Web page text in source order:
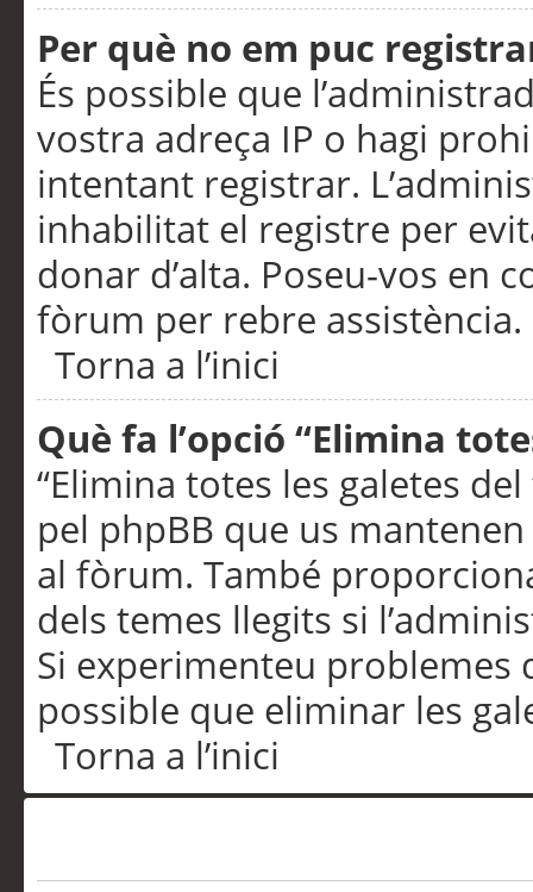
Per què no em puc
És possible que
vostra adreça IP o hagi
intentant registrar.
inhabilitat el registre per
donar d’alta. Poseu-vos en
fòrum per rebre assistència.
Torna a l’inici
Què fa l’opció “Elimina
“Elimina totes les galetes
pel phpBB que us
al fòrum. També
dels temes llegits si
Si experimenteu problemes
possible que eliminar les
Torna a l’inici